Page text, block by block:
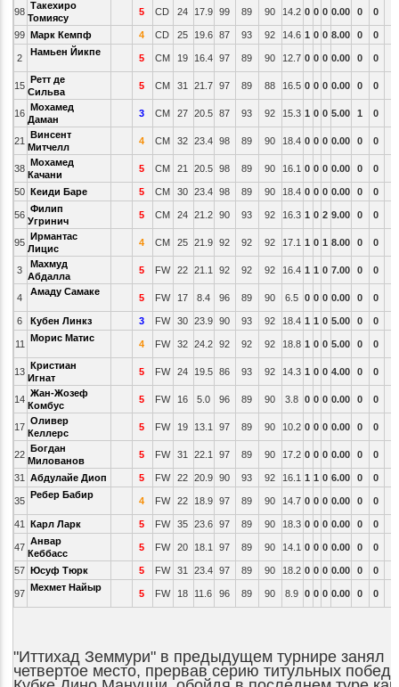
98
Такехиро
Томиясу
5 CD 24 17.9 99 89 90 14.2 0 0 0 0.00 0 0
99 Марк Кемпф 4 CD 25 19.6 87 93 92 14.6 1 0 0 8.00 0 0
2
Намьен Йикпе
5 CM 19 16.4 97 89 90 12.7 0 0 0 0.00 0 0
15
Ретт де
Сильва
5 CM 31 21.7 97 89 88 16.5 0 0 0 0.00 0 0
16
Мохамед
Даман
3 CM 27 20.5 87 93 92 15.3 1 0 0 5.00 1 0
21
Винсент
Митчелл
4 CM 32 23.4 98 89 90 18.4 0 0 0 0.00 0 0
38
Мохамед
Качани
5 CM 21 20.5 98 89 90 16.1 0 0 0 0.00 0 0
50 Кеиди Баре 5 CM 30 23.4 98 89 90 18.4 0 0 0 0.00 0 0
56
Филип
Угринич
5 CM 24 21.2 90 93 92 16.3 1 0 2 9.00 0 0
95
Ирмантас
Лицис
4 CM 25 21.9 92 92 92 17.1 1 0 1 8.00 0 0
3
Махмуд
Абдалла
5 FW 22 21.1 92 92 92 16.4 1 1 0 7.00 0 0
4
Амаду Самаке
5 FW 17 8.4 96 89 90 6.5 0 0 0 0.00 0 0
6 Кубен Линкз 3 FW 30 23.9 90 93 92 18.4 1 1 0 5.00 0 0
11
Морис Матис
4 FW 32 24.2 92 92 92 18.8 1 0 0 5.00 0 0
13
Кристиан
Игнат
5 FW 24 19.5 86 93 92 14.3 1 0 0 4.00 0 0
14
Жан-Жозеф
Комбус
5 FW 16 5.0 96 89 90 3.8 0 0 0 0.00 0 0
17
Оливер
Келлерс
5 FW 19 13.1 97 89 90 10.2 0 0 0 0.00 0 0
22
Богдан
Милованов
5 FW 31 22.1 97 89 90 17.2 0 0 0 0.00 0 0
31 Абдулайе Диоп 5 FW 22 20.9 90 93 92 16.1 1 1 0 6.00 0 0
35
Ребер Бабир
4 FW 22 18.9 97 89 90 14.7 0 0 0 0.00 0 0
41 Карл Ларк 5 FW 35 23.6 97 89 90 18.3 0 0 0 0.00 0 0
47
Анвар
Кеббасс
5 FW 20 18.1 97 89 90 14.1 0 0 0 0.00 0 0
57 Юсуф Тюрк 5 FW 31 23.4 97 89 90 18.2 0 0 0 0.00 0 0
97
Мехмет Найыр
5 FW 18 11.6 96 89 90 8.9 0 0 0 0.00 0 0
"Иттихад Земмури" в предыдущем турнире занял
четвертое место, прервав серию титульных побед